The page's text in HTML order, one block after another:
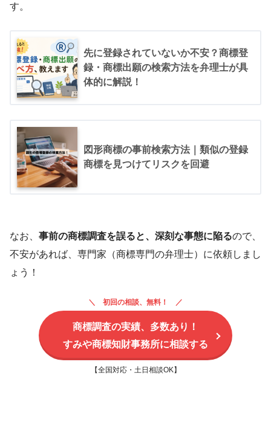
す。
先に登録されていないか不安？商標登
録・商標出願の検索方法を弁理士が具
体的に解説！
図形商標の事前検索方法｜類似の登録
商標を見つけてリスクを回避
なお、 事前の商標調査を誤ると、深刻な事態に陥るので、
不安があれば、専門家（商標専門の弁理士）に依頼しまし
ょう！
初回の相談、無料！
商標調査の実績、多数あり！
すみや商標知財事務所に相談する
【全国対応・土日相談OK】